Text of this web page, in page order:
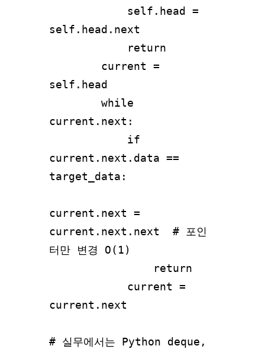
self.head.next
self.head
current.next:
current.next.data ==
target_data:
current.next =
current.next.next  # 포인
터만 변경 O(1)
current.next
# 실무에서는 Python deque,